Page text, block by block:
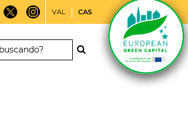
VAL CAS